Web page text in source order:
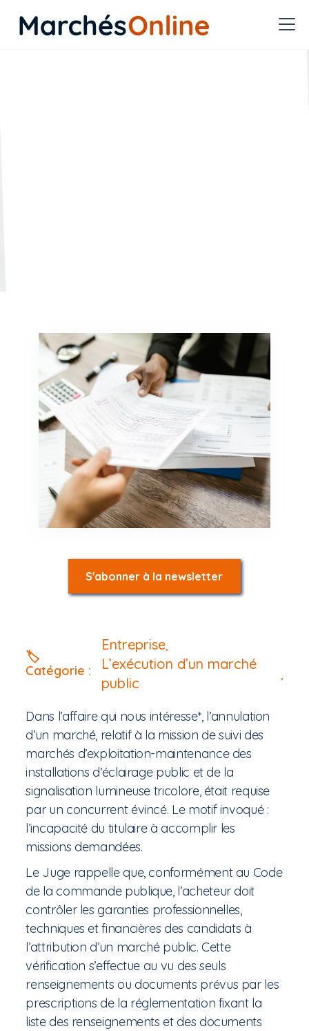
🏷️
Catégorie :
Entreprise,
L’exécution d’un marché
public
Dans l’affaire qui nous intéresse*, l’annulation
d’un marché, relatif à la mission de suivi des
marchés d’exploitation-maintenance des
installations d’éclairage public et de la
signalisation lumineuse tricolore, était requise
par un concurrent évincé. Le motif invoqué :
l’incapacité du titulaire à accomplir les
missions demandées.
Le Juge rappelle que, conformément au Code
de la commande publique, l’acheteur doit
contrôler les garanties professionnelles,
techniques et financières des candidats à
l’attribution d’un marché public. Cette
vérification s’effectue au vu des seuls
renseignements ou documents prévus par les
prescriptions de la réglementation fixant la
liste des renseignements et des documents
S'abonner à la newsletter